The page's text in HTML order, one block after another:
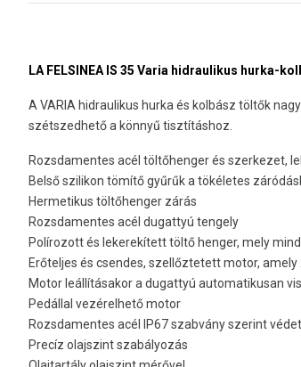
LA FELSINEA IS 35 Varia hidraulikus hurka-
A VARIA hidraulikus hurka és kolbász töltők
szétszedhető a könnyű tisztításhoz.
Rozsdamentes acél töltőhenger és szerkezet,
Belső szilikon tömítő gyűrűk a tökéletes
Hermetikus töltőhenger zárás
Rozsdamentes acél dugattyú tengely
Polírozott és lekerekített töltő henger, mely
Erőteljes és csendes, szellőztetett motor,
Motor leállításakor a dugattyú automatikusan
Pedállal vezérelhető motor
Rozsdamentes acél IP67 szabvány szerint
Precíz olajszint szabályozás